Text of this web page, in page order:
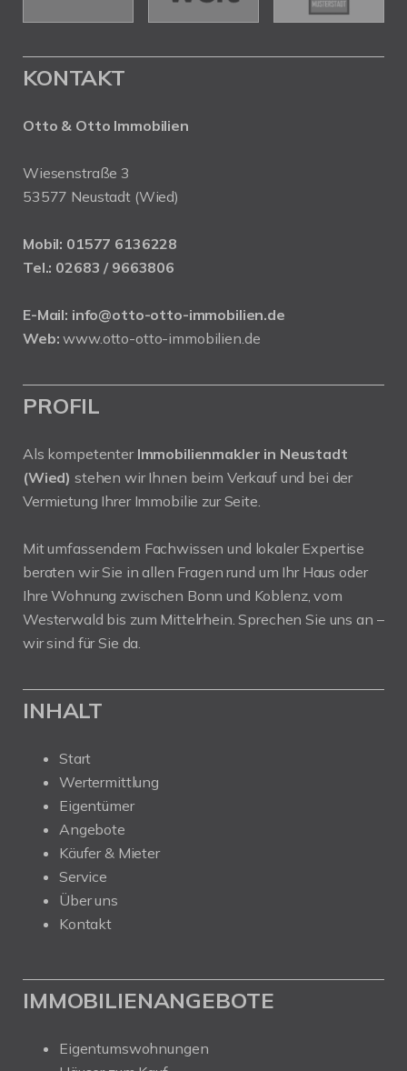
KONTAKT
Otto & Otto Immobilien
Wiesenstraße 3
53577 Neustadt (Wied)
Mobil: 01577 6136228
Tel.: 02683 / 9663806
E-Mail: info@otto-otto-immobilien.de
Web: www.otto-otto-immobilien.de
PROFIL
Als kompetenter Immobilienmakler in Neustadt
(Wied) stehen wir Ihnen beim Verkauf und bei der
Vermietung Ihrer Immobilie zur Seite.
Mit umfassendem Fachwissen und lokaler Expertise
beraten wir Sie in allen Fragen rund um Ihr Haus oder
Ihre Wohnung zwischen Bonn und Koblenz, vom
Westerwald bis zum Mittelrhein. Sprechen Sie uns an –
wir sind für Sie da.
INHALT
Start
Wertermittlung
Eigentümer
Angebote
Käufer & Mieter
Service
Über uns
Kontakt
IMMOBILIENANGEBOTE
Eigentumswohnungen